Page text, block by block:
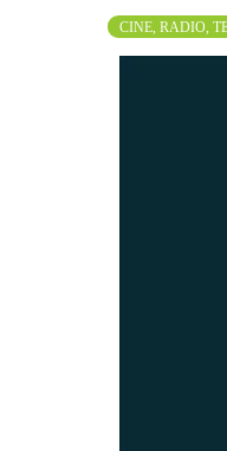
CINE, RADIO,